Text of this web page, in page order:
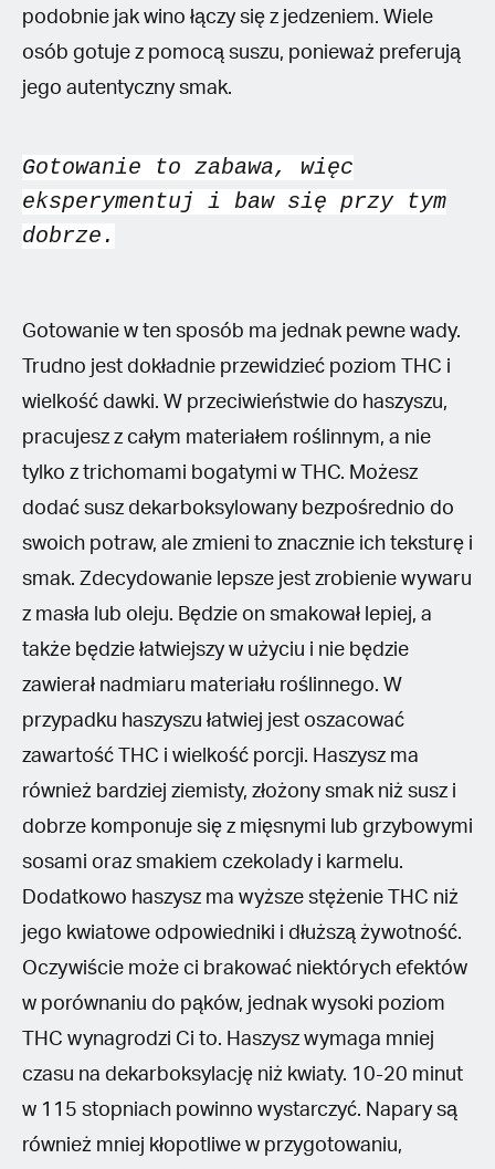
podobnie jak wino łączy się z jedzeniem. Wiele
osób gotuje z pomocą suszu, ponieważ preferują
jego autentyczny smak.
Gotowanie to zabawa, więc
eksperymentuj i baw się przy tym
dobrze.
Gotowanie w ten sposób ma jednak pewne wady.
Trudno jest dokładnie przewidzieć poziom THC i
wielkość dawki. W przeciwieństwie do haszyszu,
pracujesz z całym materiałem roślinnym, a nie
tylko z trichomami bogatymi w THC. Możesz
dodać susz dekarboksylowany bezpośrednio do
swoich potraw, ale zmieni to znacznie ich teksturę i
smak. Zdecydowanie lepsze jest zrobienie wywaru
z masła lub oleju. Będzie on smakował lepiej, a
także będzie łatwiejszy w użyciu i nie będzie
zawierał nadmiaru materiału roślinnego. W
przypadku haszyszu łatwiej jest oszacować
zawartość THC i wielkość porcji. Haszysz ma
również bardziej ziemisty, złożony smak niż susz i
dobrze komponuje się z mięsnymi lub grzybowymi
sosami oraz smakiem czekolady i karmelu.
Dodatkowo haszysz ma wyższe stężenie THC niż
jego kwiatowe odpowiedniki i dłuższą żywotność.
Oczywiście może ci brakować niektórych efektów
w porównaniu do pąków, jednak wysoki poziom
THC wynagrodzi Ci to. Haszysz wymaga mniej
czasu na dekarboksylację niż kwiaty. 10-20 minut
w 115 stopniach powinno wystarczyć. Napary są
również mniej kłopotliwe w przygotowaniu,